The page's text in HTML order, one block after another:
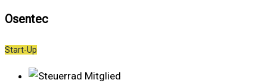
Osentec
Start-Up
Mitglied